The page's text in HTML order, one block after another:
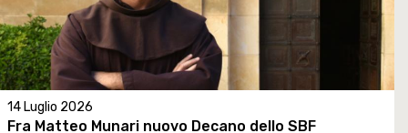
14 Luglio 2026
Fra Matteo Munari nuovo Decano dello SBF